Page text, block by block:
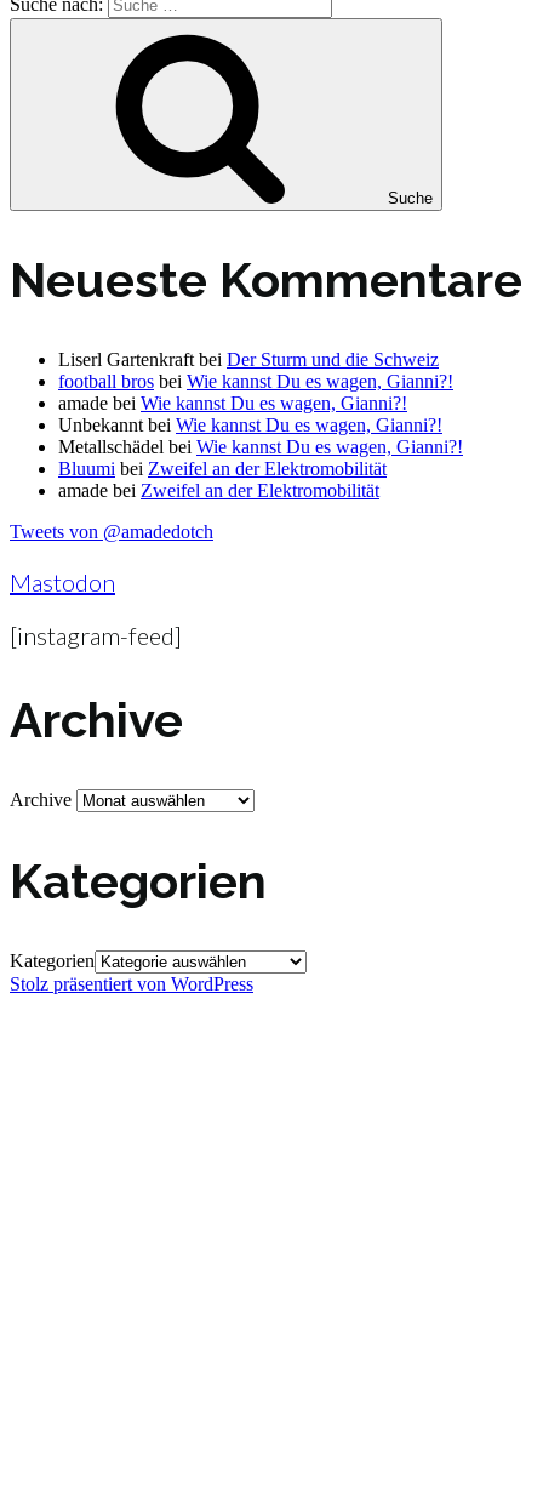
Suche nach:
Suche
Neueste Kommentare
Liserl Gartenkraft bei Der Sturm und die Schweiz
football bros bei Wie kannst Du es wagen, Gianni?!
amade bei Wie kannst Du es wagen, Gianni?!
Unbekannt bei Wie kannst Du es wagen, Gianni?!
Metallschädel bei Wie kannst Du es wagen, Gianni?!
Bluumi bei Zweifel an der Elektromobilität
amade bei Zweifel an der Elektromobilität
Tweets von @amadedotch
Mastodon
[instagram-feed]
Archive
Archive
Kategorien
Kategorien
Stolz präsentiert von WordPress